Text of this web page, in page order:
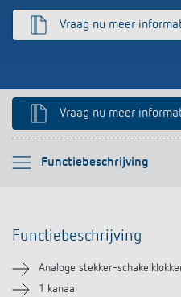
Impulsrelais: licht
Vraag nu meer
Vraag nu meer
Functiebeschrijving
Selecteer alstublieft
Technische informatie
Downloads
Functiebeschrijving
Analoge stekker-
1 kanaal